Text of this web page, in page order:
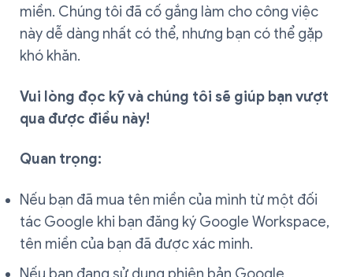
miền. Chúng tôi đã cố gắng làm cho công việc
này dễ dàng nhất có thể, nhưng bạn có thể gặp
khó khăn.
Vui lòng đọc kỹ và chúng tôi sẽ giúp bạn vượt
qua được điều này!
Quan trọng:
Nếu bạn đã mua tên miền của mình từ một đối
tác Google khi bạn đăng ký Google Workspace,
tên miền của bạn đã được xác minh.